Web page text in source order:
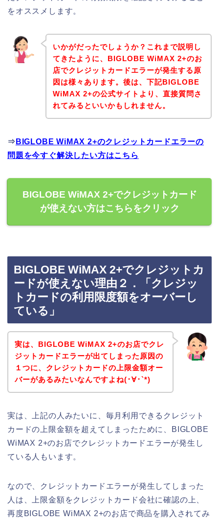
をオススメします。
いかがだったでしょうか？これまで説明し
てきたように、BIGLOBE WiMAX 2+のお
店でクレジットカードエラーが発生する原
因は様々あります。後は、下記BIGLOBE
WiMAX 2+の公式サイトより、直接質問さ
れてみるといいかもしれません。
⇒ BIGLOBE WiMAX 2+のクレジットカードエラーの
問題を今すぐ解決したい方はこちら
BIGLOBE WiMAX 2+でクレジットカード
が使えない方はこちらをクリック
BIGLOBE WiMAX 2+でクレジットカ
ードが使えない理由２．「クレジッ
トカードの利用限度額をオーバーし
ている」
実は、BIGLOBE WiMAX 2+のお店でクレ
ジットカードエラーが出てしまった原因の
１つに、クレジットカードの上限金額オー
バーがあるみたいなんですよね(･∀･`*)
実は、上記の人みたいに、毎月利用できるクレジット
カードの上限金額を超えてしまったために、BIGLOBE
WiMAX 2+のお店でクレジットカードエラーが発生し
ている人もいます。
なので、クレジットカードエラーが発生してしまった
人は、上限金額をクレジットカード会社に確認の上、
再度BIGLOBE WiMAX 2+のお店で商品を購入されてみ